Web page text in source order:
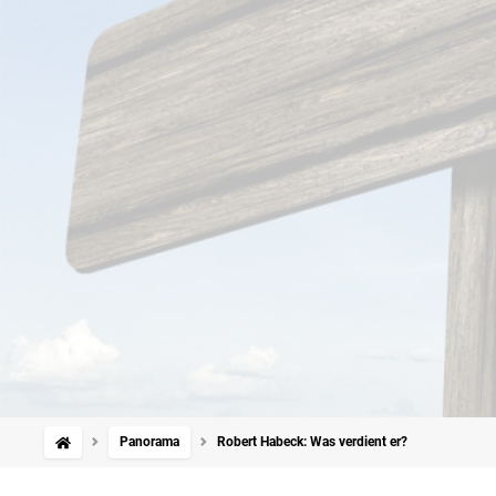
Panorama Robert Habeck: Was verdient er?